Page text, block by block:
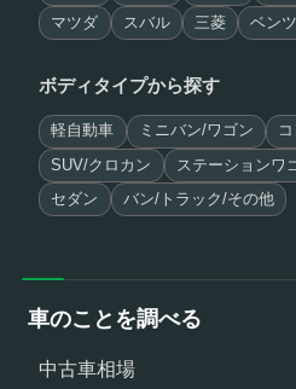
マツダ スバル 三菱 ベンツ
ボディタイプから探す
軽自動車 ミニバン/ワゴン
SUV/クロカン ステーションワ
セダン バン/トラック/その他
車のことを調べる
中古車相場